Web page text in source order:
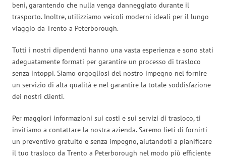
beni, garantendo che nulla venga danneggiato durante il
trasporto. Inoltre, utilizziamo veicoli moderni ideali per il lungo
viaggio da Trento a Peterborough.
Tutti i nostri dipendenti hanno una vasta esperienza e sono stati
adeguatamente formati per garantire un processo di trasloco
senza intoppi. Siamo orgogliosi del nostro impegno nel fornire
un servizio di alta qualità e nel garantire la totale soddisfazione
dei nostri clienti.
Per maggiori informazioni sui costi e sui servizi di trasloco, ti
invitiamo a contattare la nostra azienda. Saremo lieti di fornirti
un preventivo gratuito e senza impegno, aiutandoti a pianificare
il tuo trasloco da Trento a Peterborough nel modo più efficiente